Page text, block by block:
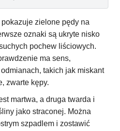
zielone pędy na
oznaki są ukryte nisko
pochew liściowych.
ma sens,
takich jak miskant
zwarte kępy.
martwa, a druga twarda i
jako straconej. Można
szpadlem i zostawić